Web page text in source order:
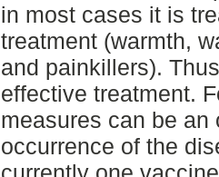
in most cases it is
treatment (warmth,
and painkillers).
effective treatment.
measures can be an
occurrence of the